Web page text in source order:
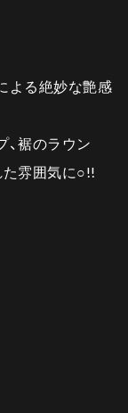
よる絶妙な艶感
裾のラウン
た雰囲気に○!!